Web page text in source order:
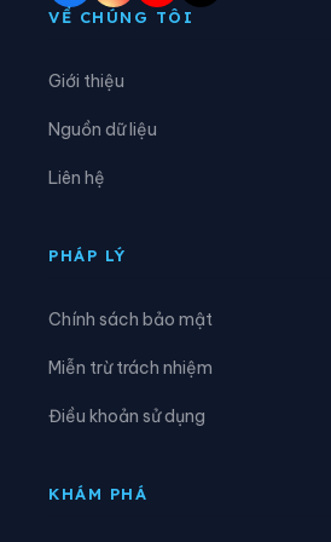
Phường Tây Hồ
Phường Việt Hưng
Xã Bất Bạt
VỀ CHÚNG TÔI
Giới thiệu
Nguồn dữ liệu
Liên hệ
PHÁP LÝ
Chính sách bảo mật
Miễn trừ trách nhiệm
Điều khoản sử dụng
KHÁM PHÁ